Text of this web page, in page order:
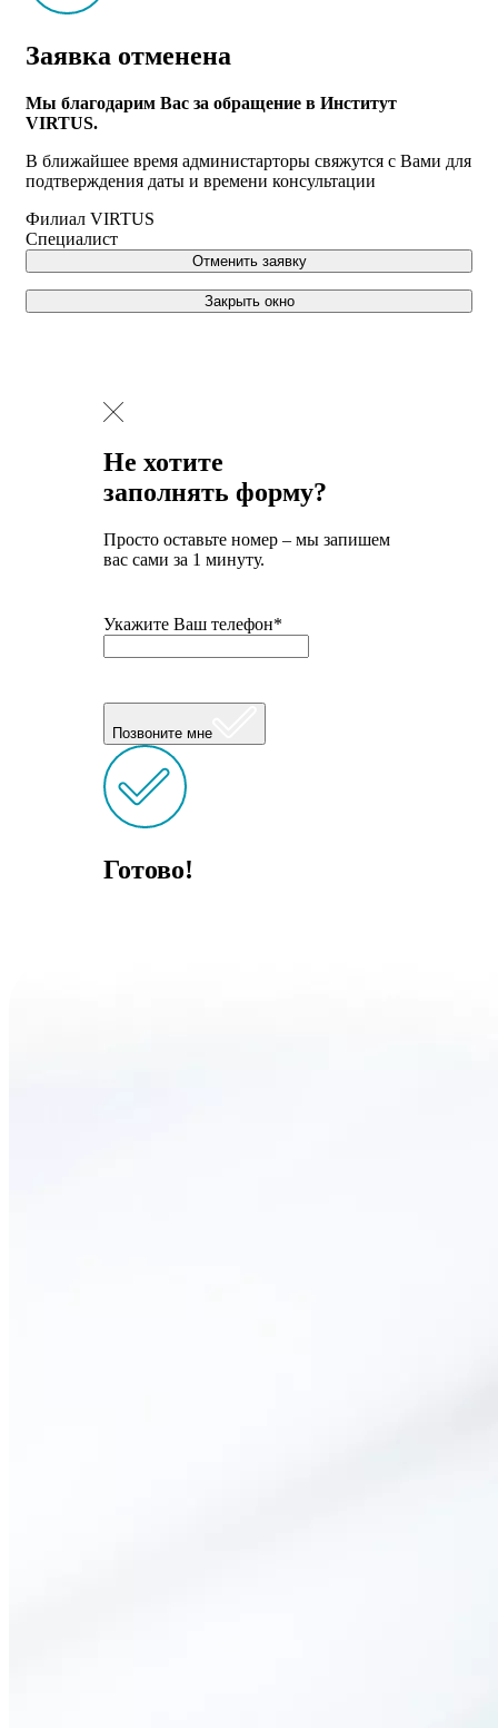
Заявка отменена
Мы благодарим Вас за обращение в Институт
VIRTUS.
В ближайшее время администарторы свяжутся с Вами для
подтверждения даты и времени консультации
Филиал VIRTUS
Специалист
Отменить заявку
Закрыть окно
Не хотите
заполнять форму?
Просто оставьте номер – мы запишем
вас сами за 1 минуту.
Укажите Ваш телефон*
Позвоните мне
Готово!